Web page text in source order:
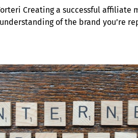
Creating a successful affiliate
of the brand you’re